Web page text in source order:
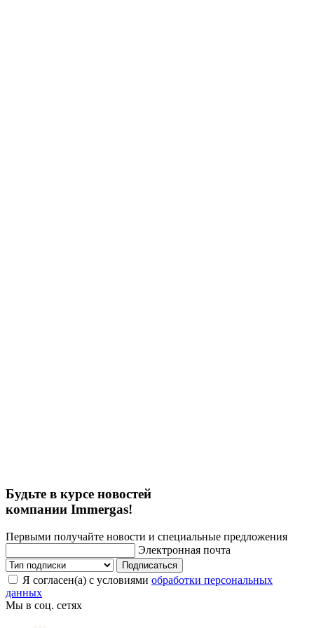
Будьте в курсе новостей
компании Immergas!
Первыми получайте новости и специальные предложения
Электронная почта
Подписаться
Я согласен(а) с условиями обработки персональных
данных
Мы в соц. сетях